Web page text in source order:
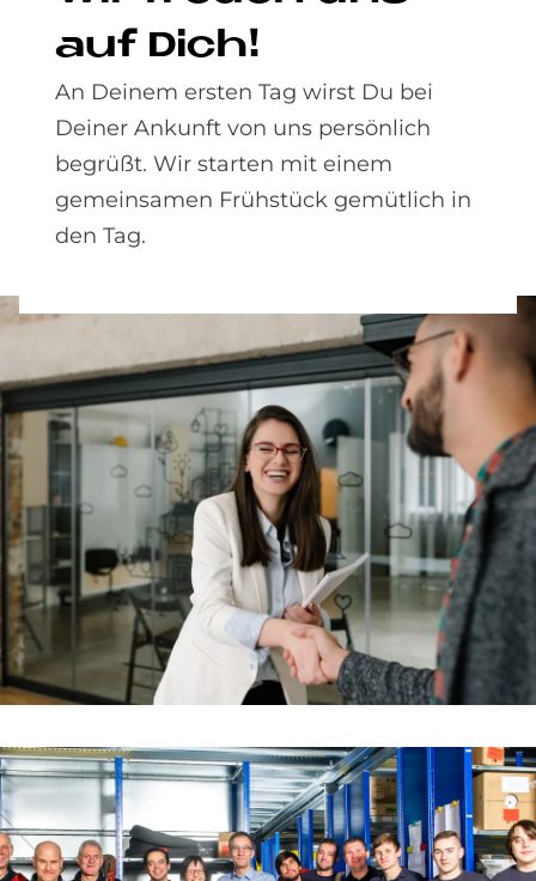
auf Dich!
An Deinem ersten Tag wirst Du bei
Deiner Ankunft von uns persönlich
begrüßt. Wir starten mit einem
gemeinsamen Frühstück gemütlich in
den Tag.